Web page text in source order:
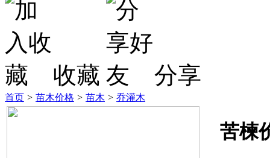
收藏 分享
首页 > 苗木价格 > 苗木 > 乔灌木
苦楝